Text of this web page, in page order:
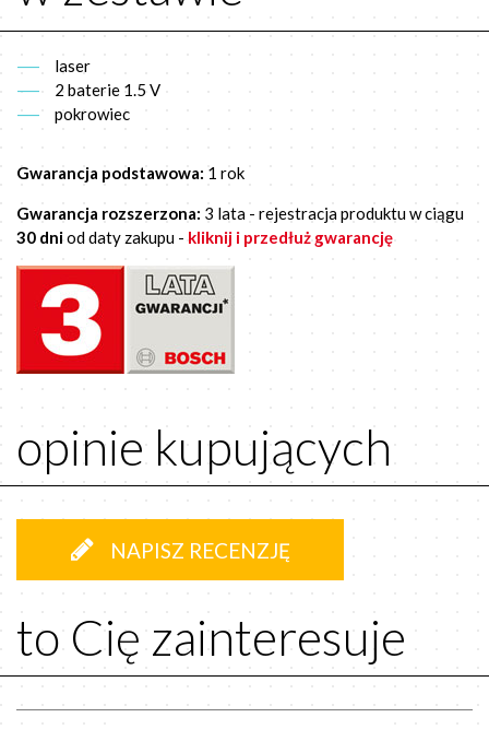
laser
2 baterie 1.5 V
pokrowiec
Gwarancja podstawowa: 1 rok
Gwarancja rozszerzona: 3 lata - rejestracja produktu w ciągu
30 dniod daty zakupu - kliknij i przedłuż gwarancję
opinie kupujących
NAPISZ RECENZJĘ
to Cię zainteresuje